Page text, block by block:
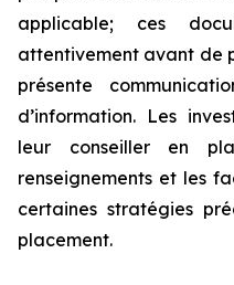
applicable; ces
attentivement avant de
présente
d’information. Les
leur conseiller en
renseignements et les
certaines stratégies
placement.